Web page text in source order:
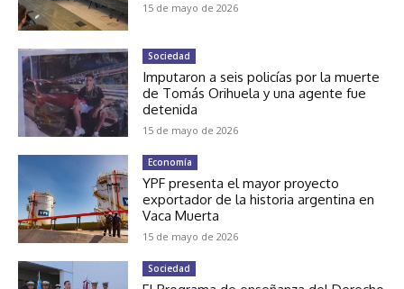
15 de mayo de 2026
Sociedad
Imputaron a seis policías por la muerte
de Tomás Orihuela y una agente fue
detenida
15 de mayo de 2026
Economía
YPF presenta el mayor proyecto
exportador de la historia argentina en
Vaca Muerta
15 de mayo de 2026
Sociedad